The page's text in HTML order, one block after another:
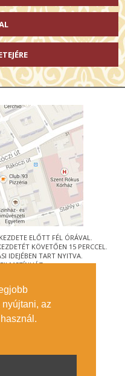
az
ELŐTT FÉL ÓRÁVAL.
KÖVETŐEN 15 PERCCEL.
IDEJÉBEN TART NYITVA.
ÚT 21.